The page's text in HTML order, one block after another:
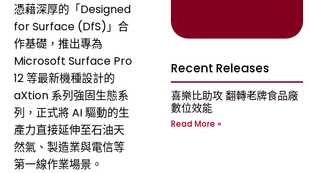
憑藉深厚的「Designed
for Surface (DfS)」合
作基礎，推出專為
Microsoft Surface Pro
12 等最新機種設計的
aXtion 系列強固生態系
列，正式將 AI 驅動的生
產力直接延伸至石油天
然氣、製造業與電信等
第一線作業場景。
Recent Releases
喜樂比助攻 翻轉老牌食品廠
數位效能
Read More »